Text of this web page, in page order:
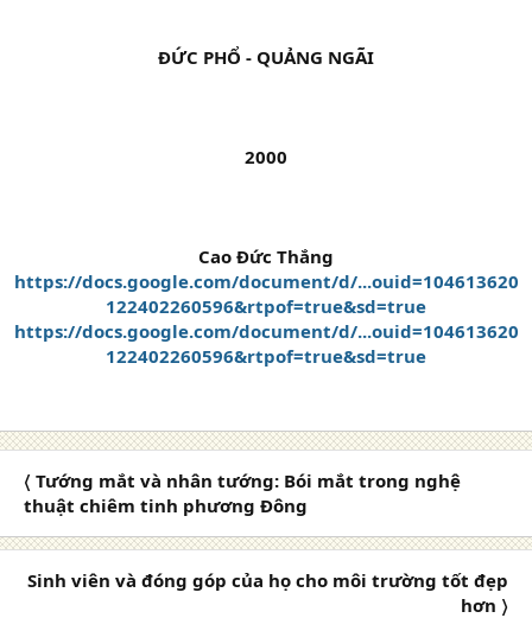
ĐỨC PHỔ - QUẢNG NGÃI
2000
Cao Đức Thắng
https://docs.google.com/document/d/...ouid=104613620
122402260596&rtpof=true&sd=true
https://docs.google.com/document/d/...ouid=104613620
122402260596&rtpof=true&sd=true
〈 Tướng mắt và nhân tướng: Bói mắt trong nghệ
thuật chiêm tinh phương Đông
Sinh viên và đóng góp của họ cho môi trường tốt đẹp
hơn 〉